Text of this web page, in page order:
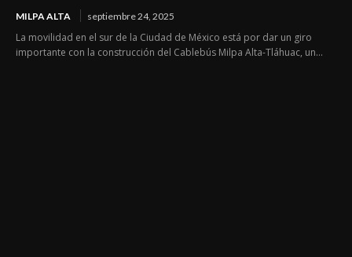
MILPA ALTA septiembre 24, 2025
La movilidad en el sur de la Ciudad de México está por dar un giro
importante con la construcción del Cablebús Milpa Alta-Tláhuac, un...